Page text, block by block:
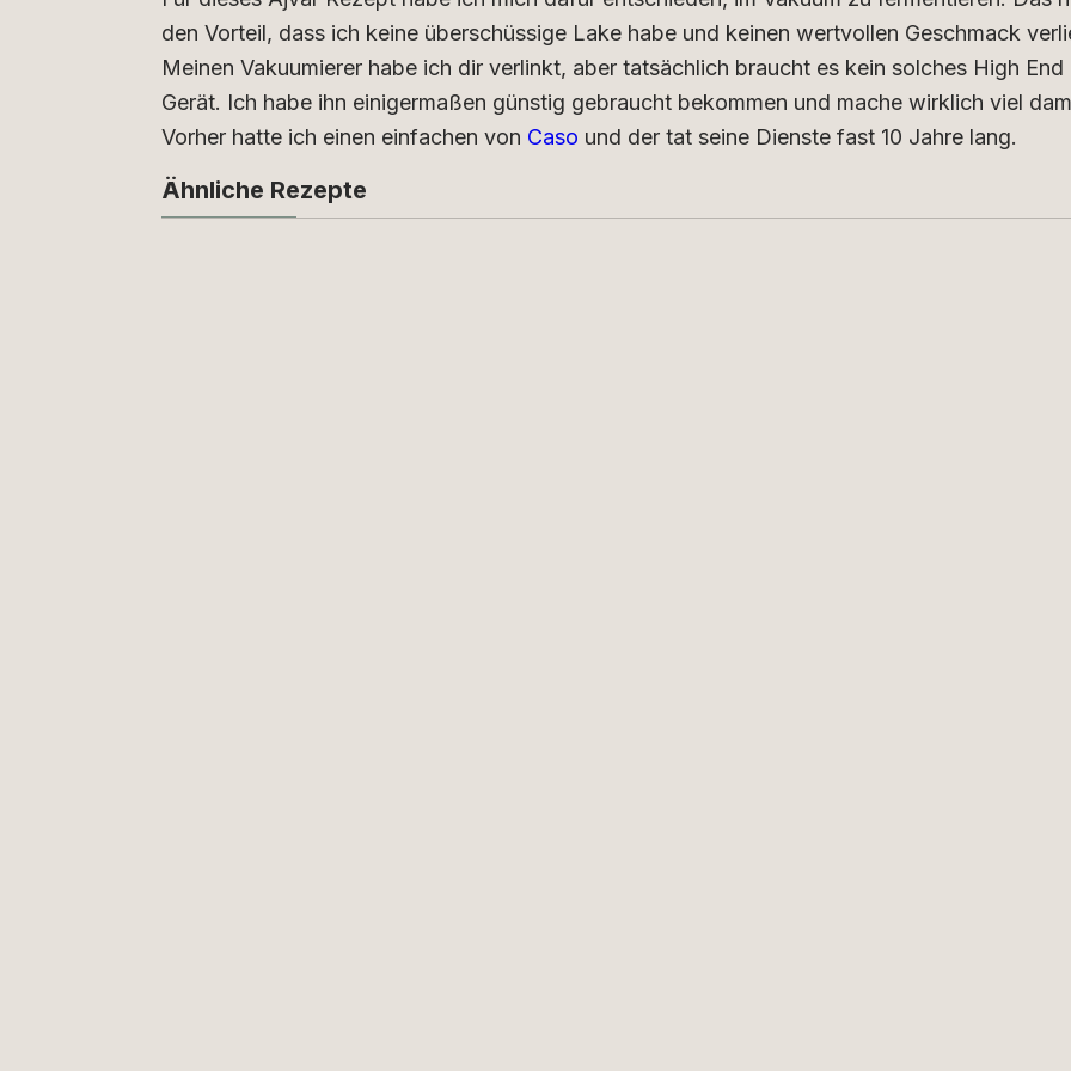
den Vorteil, dass ich keine überschüssige Lake habe und keinen wertvollen Geschmack
Meinen Vakuumierer habe ich dir verlinkt, aber tatsächlich braucht es kein solches High End
Gerät. Ich habe ihn einigermaßen günstig gebraucht bekommen und mache wirklich viel
Vorher hatte ich einen einfachen von Caso und der tat seine Dienste fast 10 Jahre lang.
Ähnliche Rezepte